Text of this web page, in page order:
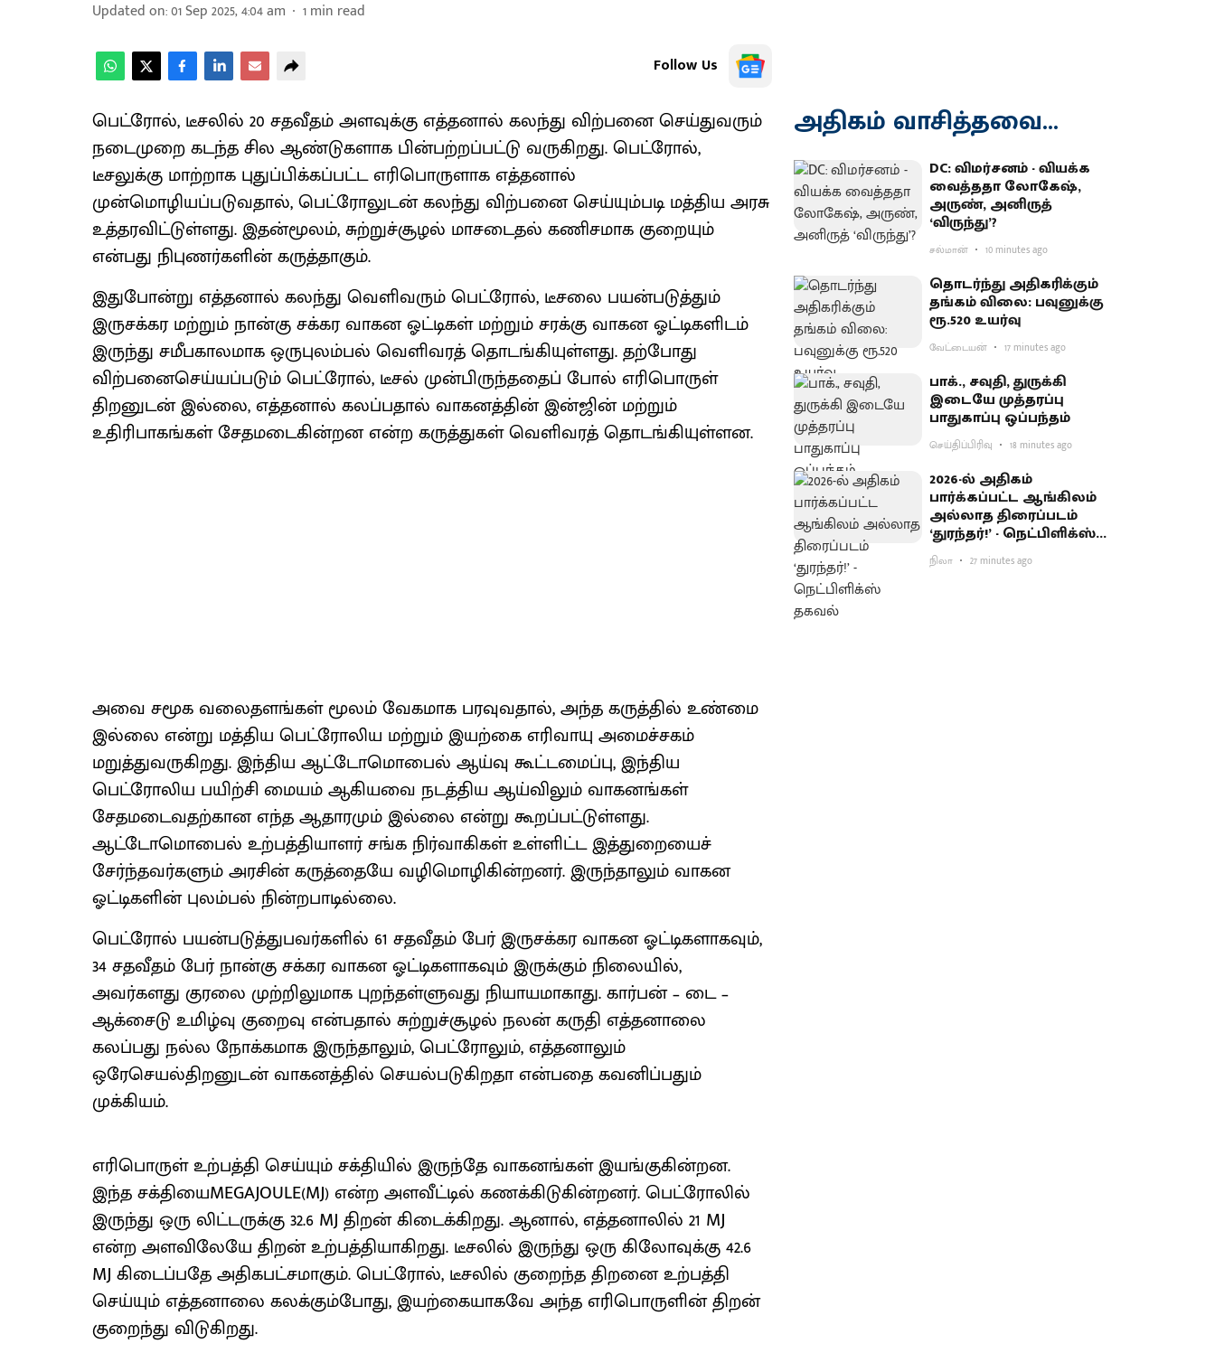
Updated on:01 Sep 2025, 4:04 am 1min read
Follow Us
பெட்ரோல், டீசலில் 20 சதவீதம் அளவுக்கு எத்தனால் கலந்து விற்பனை செய்துவரும்
நடைமுறை கடந்த சில ஆண்டுகளாக பின்பற்றப்பட்டு வருகிறது. பெட்ரோல்,
டீசலுக்கு மாற்றாக புதுப்பிக்கப்பட்ட எரிபொருளாக எத்தனால்
முன்மொழியப்படுவதால், பெட்ரோலுடன் கலந்து விற்பனை செய்யும்படி மத்திய அரசு
உத்தரவிட்டுள்ளது. இதன்மூலம், சுற்றுச்சூழல் மாசடைதல் கணிசமாக குறையும்
என்பது நிபுணர்களின் கருத்தாகும்.
இதுபோன்று எத்தனால் கலந்து வெளிவரும் பெட்ரோல், டீசலை பயன்படுத்தும்
இருசக்கர மற்றும் நான்கு சக்கர வாகன ஓட்டிகள் மற்றும் சரக்கு வாகன ஓட்டிகளிடம்
இருந்து சமீபகாலமாக ஒருபுலம்பல் வெளிவரத் தொடங்கியுள்ளது. தற்போது
விற்பனைசெய்யப்படும் பெட்ரோல், டீசல் முன்பிருந்ததைப் போல் எரிபொருள்
திறனுடன் இல்லை, எத்தனால் கலப்பதால் வாகனத்தின் இன்ஜின் மற்றும்
உதிரிபாகங்கள் சேதமடைகின்றன என்ற கருத்துகள் வெளிவரத் தொடங்கியுள்ளன.
அவை சமூக வலைதளங்கள் மூலம் வேகமாக பரவுவதால், அந்த கருத்தில் உண்மை
இல்லை என்று மத்திய பெட்ரோலிய மற்றும் இயற்கை எரிவாயு அமைச்சகம்
மறுத்துவருகிறது. இந்திய ஆட்டோமொபைல் ஆய்வு கூட்டமைப்பு, இந்திய
பெட்ரோலிய பயிற்சி மையம் ஆகியவை நடத்திய ஆய்விலும் வாகனங்கள்
சேதமடைவதற்கான எந்த ஆதாரமும் இல்லை என்று கூறப்பட்டுள்ளது.
ஆட்டோமொபைல் உற்பத்தியாளர் சங்க நிர்வாகிகள் உள்ளிட்ட இத்துறையைச்
சேர்ந்தவர்களும் அரசின் கருத்தையே வழிமொழிகின்றனர். இருந்தாலும் வாகன
ஓட்டிகளின் புலம்பல் நின்றபாடில்லை.
பெட்ரோல் பயன்படுத்துபவர்களில் 61 சதவீதம் பேர் இருசக்கர வாகன ஓட்டிகளாகவும்,
34 சதவீதம் பேர் நான்கு சக்கர வாகன ஓட்டிகளாகவும் இருக்கும் நிலையில்,
அவர்களது குரலை முற்றிலுமாக புறந்தள்ளுவது நியாயமாகாது. கார்பன் – டை –
ஆக்சைடு உமிழ்வு குறைவு என்பதால் சுற்றுச்சூழல் நலன் கருதி எத்தனாலை
கலப்பது நல்ல நோக்கமாக இருந்தாலும், பெட்ரோலும், எத்தனாலும்
ஒரேசெயல்திறனுடன் வாகனத்தில் செயல்படுகிறதா என்பதை கவனிப்பதும்
முக்கியம்.
எரிபொருள் உற்பத்தி செய்யும் சக்தியில் இருந்தே வாகனங்கள் இயங்குகின்றன.
இந்த சக்தியைMEGAJOULE(MJ) என்ற அளவீட்டில் கணக்கிடுகின்றனர். பெட்ரோலில்
இருந்து ஒரு லிட்டருக்கு 32.6 MJ திறன் கிடைக்கிறது. ஆனால், எத்தனாலில் 21 MJ
என்ற அளவிலேயே திறன் உற்பத்தியாகிறது. டீசலில் இருந்து ஒரு கிலோவுக்கு 42.6
MJ கிடைப்பதே அதிகபட்சமாகும். பெட்ரோல், டீசலில் குறைந்த திறனை உற்பத்தி
செய்யும் எத்தனாலை கலக்கும்போது, இயற்கையாகவே அந்த எரிபொருளின் திறன்
குறைந்து விடுகிறது.
அதிகம் வாசித்தவை...
DC: விமர்சனம் - வியக்க
வைத்ததா லோகேஷ்,
அருண், அனிருத்
‘விருந்து’?
சல்மான் 10 minutes ago
தொடர்ந்து அதிகரிக்கும்
தங்கம் விலை: பவுனுக்கு
ரூ.520 உயர்வு
வேட்டையன் 17 minutes ago
பாக்., சவுதி, துருக்கி
இடையே முத்தரப்பு
பாதுகாப்பு ஒப்பந்தம்
செய்திப்பிரிவு 18 minutes ago
2026-ல் அதிகம்
பார்க்கப்பட்ட ஆங்கிலம்
அல்லாத திரைப்படம்
‘துரந்தர்!’ - நெட்பிளிக்ஸ்
தகவல்
நிலா 27 minutes ago